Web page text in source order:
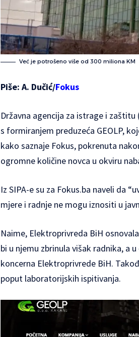
Već je potrošeno više od 300 miliona KM
Piše: A. Dučić/Fokus
Državna agencija za istrage i
s formiranjem preduzeća GEOLP,
kako saznaje Fokus, pokrenuta
ogromne količine novca u okviru
Iz SIPA-e su za Fokus.ba naveli da
mjere i radnje ne mogu iznositi u
Naime, Elektroprivreda BiH
bi u njemu zbrinula višak radnika, a
koncerna Elektroprivrede BiH.
poput laboratorijskih ispitivanja.